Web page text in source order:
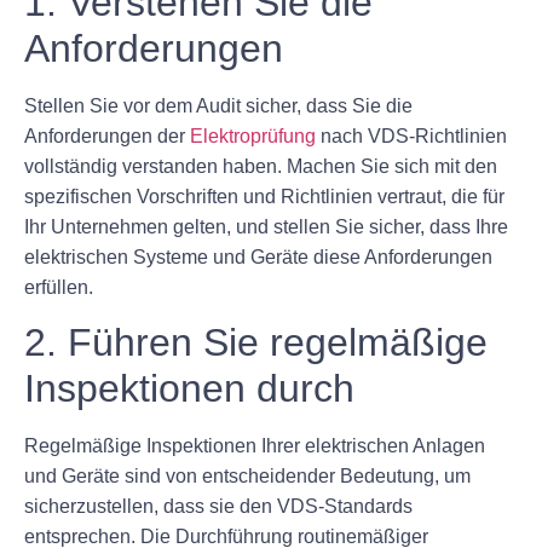
Anforderungen
Stellen Sie vor dem Audit sicher, dass Sie die
Anforderungen der Elektroprüfung nach VDS-Richtlinien
vollständig verstanden haben. Machen Sie sich mit den
spezifischen Vorschriften und Richtlinien vertraut, die für
Ihr Unternehmen gelten, und stellen Sie sicher, dass Ihre
elektrischen Systeme und Geräte diese Anforderungen
erfüllen.
2. Führen Sie regelmäßige
Inspektionen durch
Regelmäßige Inspektionen Ihrer elektrischen Anlagen
und Geräte sind von entscheidender Bedeutung, um
sicherzustellen, dass sie den VDS-Standards
entsprechen. Die Durchführung routinemäßiger